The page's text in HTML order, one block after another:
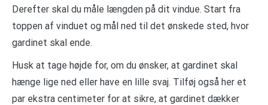
Derefter skal du måle længden på dit vindue. Start fra
toppen af vinduet og mål ned til det ønskede sted, hvor
gardinet skal ende.
Husk at tage højde for, om du ønsker, at gardinet skal
hænge lige ned eller have en lille svaj. Tilføj også her et
par ekstra centimeter for at sikre, at gardinet dækker